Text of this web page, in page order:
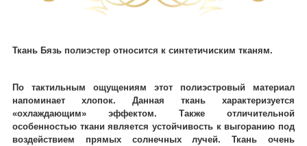
Ткань Бязь полиэстер относится к синтетичиским тканям.
По тактильным ощущениям этот полиэстровый материал
напоминает хлопок. Данная ткань характеризуется
«охлаждающим» эффектом. Также отличительной
особенностью ткани является устойчивость к выгоранию под
воздействием прямых солнечных лучей. Ткань очень